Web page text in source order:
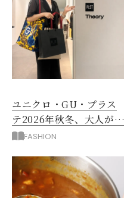
ユニクロ・GU・プラス
テ2026年秋冬、大人が着
たい新作服は？
FASHION